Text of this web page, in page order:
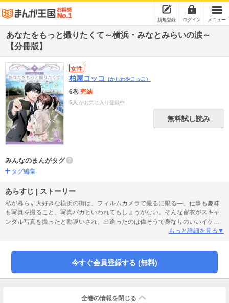
新規登録 ログイン メニュー
あなたをもっと撮りたくて～横浜・みなとみらいの涙～
【分冊版】
女性
柏屋コッコ （かしわやこっこ）
6巻 完結
5人 がお気に入り登録中
無料試し読み
みんなのまんがタグ
タグ編集
あらすじ | ストーリー
私が暮らす大好きな横浜の街は、フィルムカメラで撮るに限る―。仕事も趣味
も写真を撮ること、写真バカといわれてもしょうがない。そんな留衣がスキャ
ンダル写真を撮ったと勘違いされ、出逢ったのは偉そうで身なりのいいイケメ
ン男・聖士。最初は芝居だったはずなのに、本気で好きになってしまった、あ
た、ご当地ロマンス・神奈川県。（完全版1話収録）
もっと詳細を見る▼
今すぐ会員登録する (無料)
全巻の情報を 閉じる